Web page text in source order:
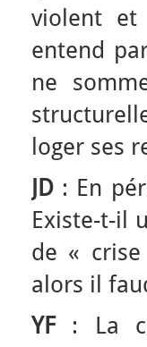
violent et
entend
ne
loger ses
JD : En
Existe-t-il
de «
alors il
YF: La